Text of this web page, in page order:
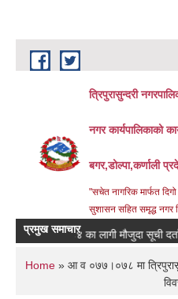
Skip to main content
त्रिपुरासुन्दरी
नगर कार्यपालिकाको
बगर,डोल्पा,कर्णाली
"सचेत नागरिक मार्फत
सुशासन सहित समृद्ध नगर
प्रमुख समाचार
का लागी मौजुदा सूची दर्ता गर्ने
You are here
Home» आ व ०७७।०७८ मा